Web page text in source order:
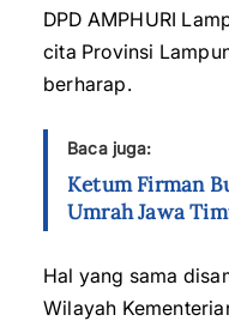
DPD AMPHURI
cita Provinsi
berharap.
Baca juga:
Ketum Firman
Umrah Jawa
Hal yang sama
Wilayah